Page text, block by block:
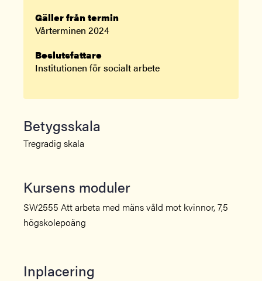
Gäller från termin
Vårterminen 2024
Beslutsfattare
Institutionen för socialt arbete
Betygsskala
Tregradig skala
Kursens moduler
SW2555 Att arbeta med mäns våld mot kvinnor, 7,5
högskolepoäng
Inplacering